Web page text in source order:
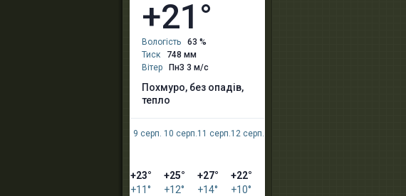
+21°
Вологість
63 %
Тиск
748 мм
Вітер
ПнЗ 3 м/с
похмуро, без опадів,
тепло
9 серп.
+23°
+11°
10 серп.
+25°
+12°
11 серп.
+27°
+14°
12 серп.
+22°
+10°